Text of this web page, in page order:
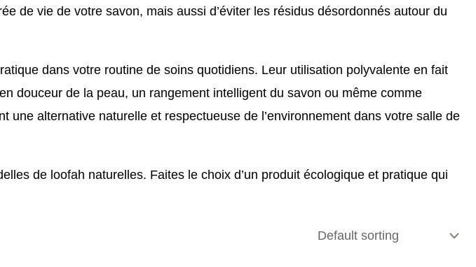
de vie de votre savon, mais aussi d’éviter les résidus désordonnés autour du
dans votre routine de soins quotidiens. Leur utilisation polyvalente en fait
douceur de la peau, un rangement intelligent du savon ou même comme
alternative naturelle et respectueuse de l’environnement dans votre salle de
de loofah naturelles. Faites le choix d’un produit écologique et pratique qui